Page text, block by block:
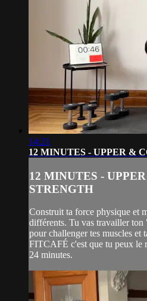
14:21
12 MINUTES - UPPER &
12 MINUTES -
STRENGTH
Construit ta force physique et
différents. Tu vas travailler
pour challenger tes muscles et
FITCAFÉ c'est que tu peux le
24 minutes.